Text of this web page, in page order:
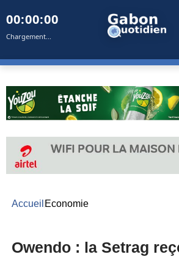
00:00:00
Chargement...
Accueil Economie
Owendo : la Setrag